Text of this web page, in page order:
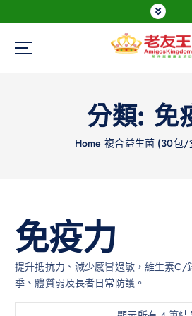
Everything is possible
分類: 免
Home 複合益生菌 (30包
免疫力
提升抵抗力、減少感冒過敏，維生素
季、體質弱及長者日常防護。